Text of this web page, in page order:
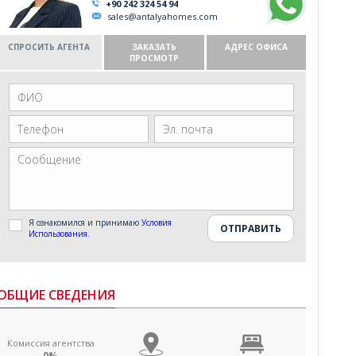
+90 242 324 54 94
sales@antalyahomes.com
СПРОСИТЬ АГЕНТА
ЗАКАЗАТЬ
ПРОСМОТР
АДРЕС ОФИСА
Я ознакомился и принимаю Условия
Использования.
СВЕДЕНИЯ
Комиссия агентства